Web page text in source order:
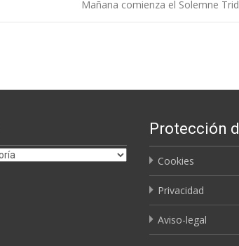
Mañana comienza el Solemne
Protección
Cookies
Privacidad
Aviso-legal